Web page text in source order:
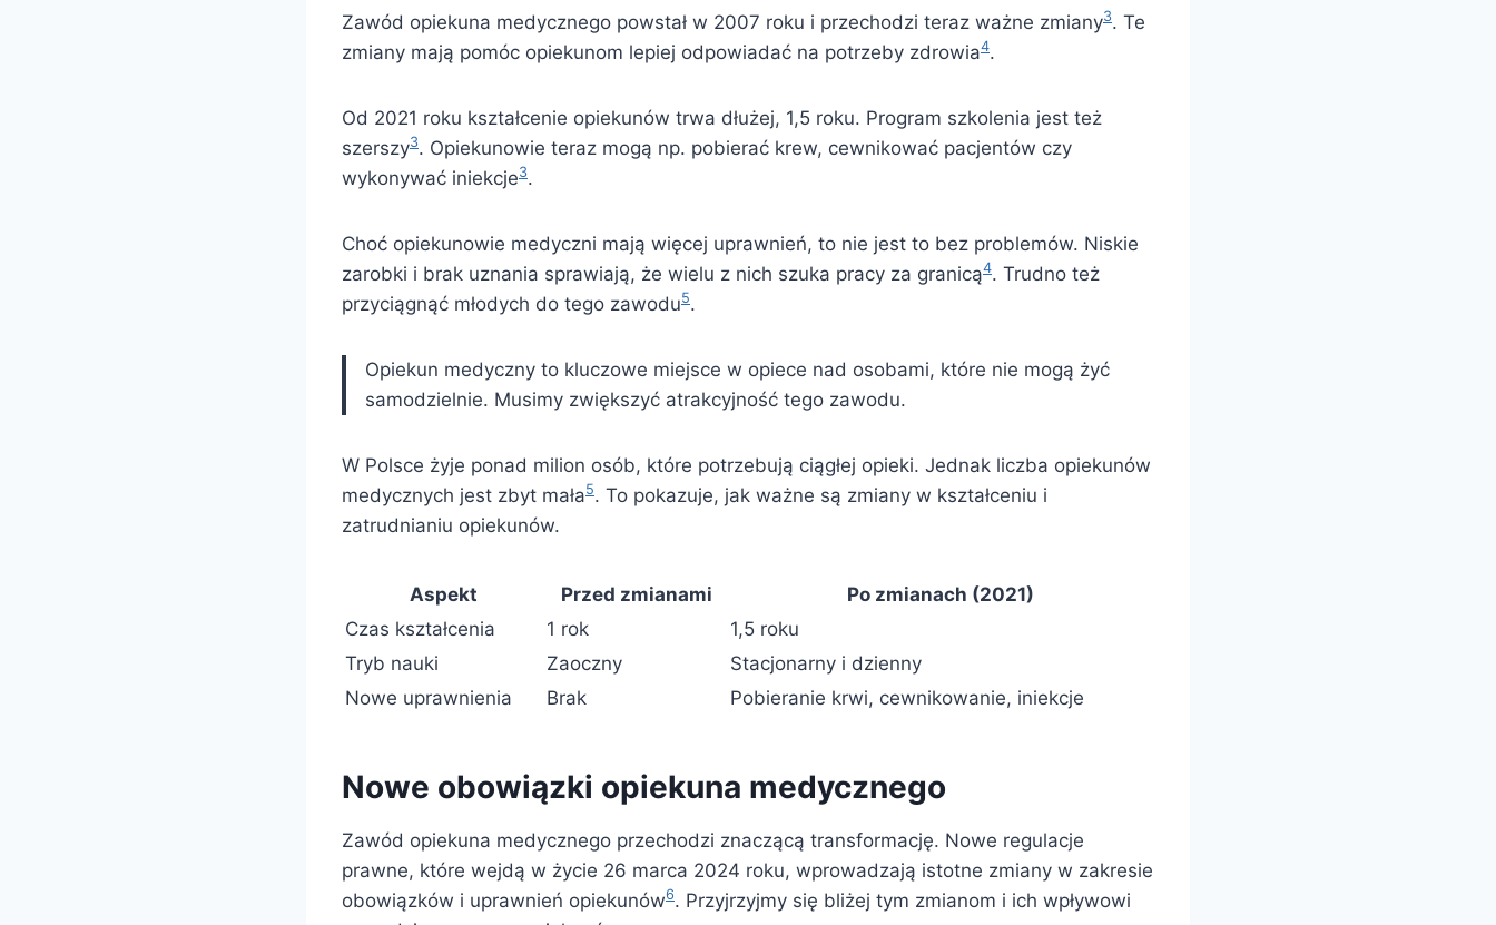
Zawód opiekuna medycznego powstał w 2007 roku i przechodzi teraz ważne zmiany3. Te
zmiany mają pomóc opiekunom lepiej odpowiadać na potrzeby zdrowia4.
Od 2021 roku kształcenie opiekunów trwa dłużej, 1,5 roku. Program szkolenia jest też
szerszy3. Opiekunowie teraz mogą np. pobierać krew, cewnikować pacjentów czy
wykonywać iniekcje3.
Choć opiekunowie medyczni mają więcej uprawnień, to nie jest to bez problemów. Niskie
zarobki i brak uznania sprawiają, że wielu z nich szuka pracy za granicą4. Trudno też
przyciągnąć młodych do tego zawodu5.
Opiekun medyczny to kluczowe miejsce w opiece nad osobami, które nie mogą żyć
samodzielnie. Musimy zwiększyć atrakcyjność tego zawodu.
W Polsce żyje ponad milion osób, które potrzebują ciągłej opieki. Jednak liczba opiekunów
medycznych jest zbyt mała5. To pokazuje, jak ważne są zmiany w kształceniu i
zatrudnianiu opiekunów.
Aspekt Przed zmianami
Po zmianach (2021)
Czas kształcenia
1 rok
1,5 roku
Tryb nauki
Zaoczny
Stacjonarny i dzienny
Nowe uprawnienia
Brak Pobieranie krwi, cewnikowanie, iniekcje
Nowe obowiązki opiekuna medycznego
Zawód opiekuna medycznego przechodzi znaczącą transformację. Nowe regulacje
prawne, które wejdą w życie 26 marca 2024 roku, wprowadzają istotne zmiany w zakresie
obowiązków i uprawnień opiekunów6. Przyjrzyjmy się bliżej tym zmianom i ich wpływowi